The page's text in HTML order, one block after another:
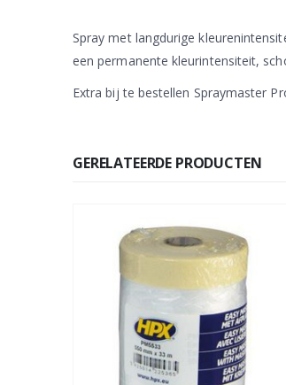
Spray met langdurige
een permanente kleurintensiteit,
Extra bij te bestellen Spraymaster
GERELATEERDE PRODUCTEN